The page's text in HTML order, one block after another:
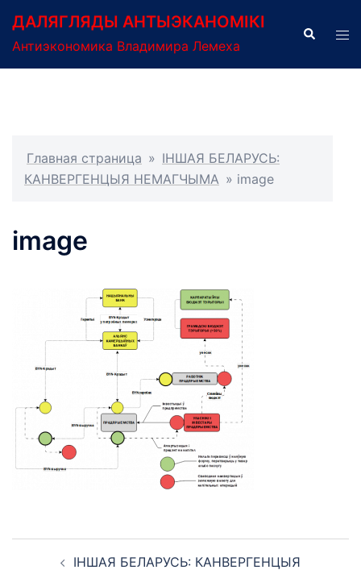
содержимому
ДАЛЯГЛЯДЫ АНТЫЭКАНОМІКІ
Антиэкономика Владимира Лемеха
Поиск
Главная страница » ІНШАЯ БЕЛАРУСЬ:
КАНВЕРГЕНЦЫЯ НЕМАГЧЫМА » image
image
НавигацияІНШАЯ БЕЛАРУСЬ: КАНВЕРГЕНЦЫЯ